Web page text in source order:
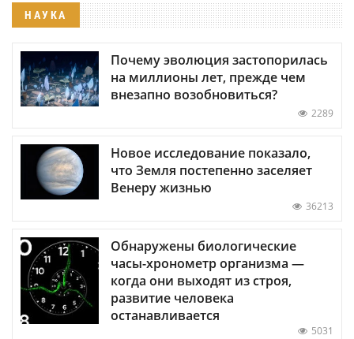
НАУКА
Почему эволюция застопорилась
на миллионы лет, прежде чем
внезапно возобновиться?
2289
Новое исследование показало,
что Земля постепенно заселяет
Венеру жизнью
36213
Обнаружены биологические
часы-хронометр организма —
когда они выходят из строя,
развитие человека
останавливается
5031